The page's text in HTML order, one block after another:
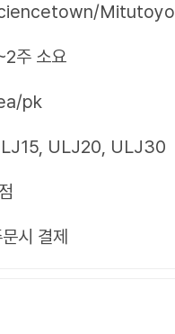
Mitutoyo
주 소요
pk
ULJ20, ULJ30
시 결제